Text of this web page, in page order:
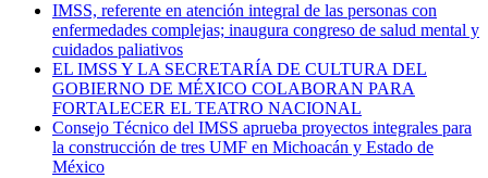
IMSS, referente en atención integral de las personas con
enfermedades complejas; inaugura congreso de salud mental y
cuidados paliativos
EL IMSS Y LA SECRETARÍA DE CULTURA DEL
GOBIERNO DE MÉXICO COLABORAN PARA
FORTALECER EL TEATRO NACIONAL
Consejo Técnico del IMSS aprueba proyectos integrales para
la construcción de tres UMF en Michoacán y Estado de
México